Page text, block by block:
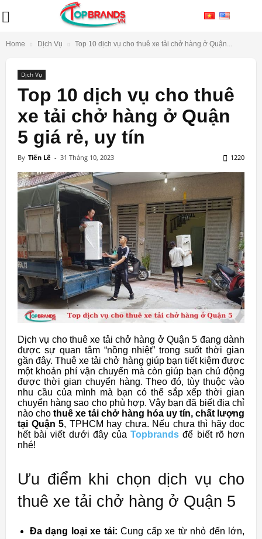
Home Dịch Vụ Top 10 dịch vụ cho thuê xe tải chở hàng ở Quận...
Dịch Vụ
Top 10 dịch vụ cho thuê
xe tải chở hàng ở Quận
5 giá rẻ, uy tín
By Tiến Lê - 31 Tháng 10, 2023 1220
Dịch vụ cho thuê xe tải chở hàng ở Quận 5 đang dành
được sự quan tâm “nồng nhiệt” trong suốt thời gian
gần đây. Thuê xe tải chở hàng giúp bạn tiết kiệm được
một khoản phí vận chuyển mà còn giúp bạn chủ động
được thời gian chuyển hàng. Theo đó, tùy thuộc vào
nhu cầu của mình mà bạn có thể sắp xếp thời gian
chuyển hàng sao cho phù hợp. Vậy bạn đã biết địa chỉ
nào cho thuê xe tải chở hàng hóa uy tín, chất lượng
tại Quận 5, TPHCM hay chưa. Nếu chưa thì hãy đọc
hết bài viết dưới đây củaTopbrands để biết rõ hơn
nhé!
Ưu điểm khi chọn dịch vụ cho
thuê xe tải chở hàng ở Quận 5
Đa dạng loại xe tải: Cung cấp xe từ nhỏ đến lớn,